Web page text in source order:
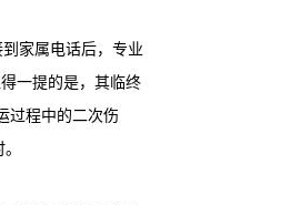
家属电话后，专业
一提的是，其临终
过程中的二次伤